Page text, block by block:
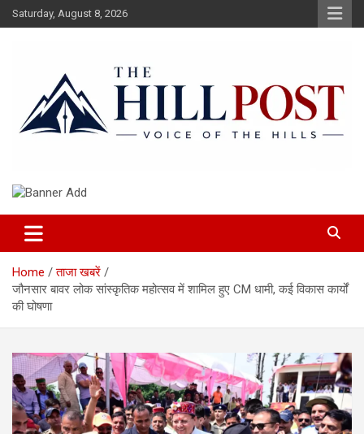
Skip
to
Saturday, August 8, 2026
The Hillpost
Home
ताजा खबरें
जौनसार बावर लोक सांस्कृतिक महोत्सव में शामिल हुए CM धामी, कई विकास कार्यों
की घोषणा